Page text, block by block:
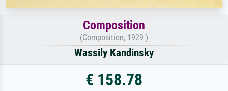
Composition
(Composition, 1929 )
Wassily Kandinsky
€ 158.78